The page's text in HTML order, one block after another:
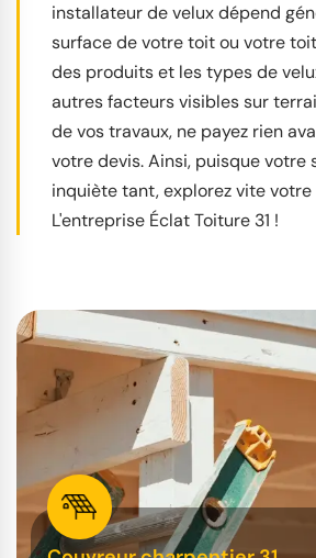
installateur de velux dépend
surface de votre toit ou votre
des produits et les types de
autres facteurs visibles sur
de vos travaux, ne payez rien
votre devis. Ainsi, puisque votre
inquiète tant, explorez vite
L'entreprise Éclat Toiture 31 !